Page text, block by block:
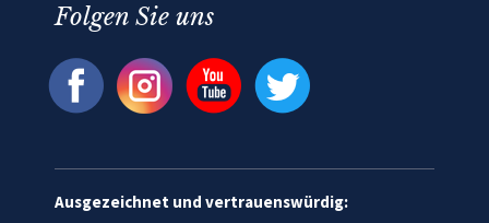
Folgen Sie uns
Ausgezeichnet und vertrauenswürdig: